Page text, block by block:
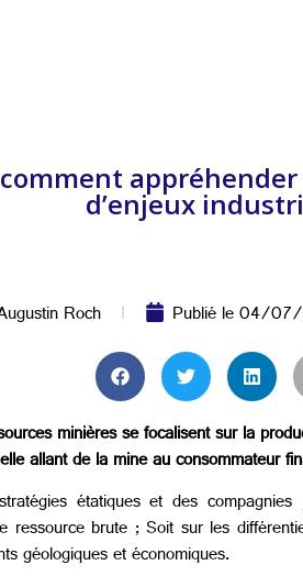
d’enjeux
Roch Publié le04/07/
minières se focalisent sur la
allant de la mine au consommateur
étatiques et des
brute ; Soit sur les
géologiques et économiques.